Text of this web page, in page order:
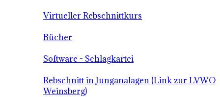
Virtueller Rebschnittkurs
Bücher
Software - Schlagkartei
Rebschnitt in Junganalagen (Link zur LVWO
Weinsberg)